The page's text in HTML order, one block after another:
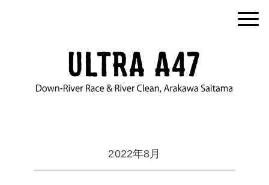
2022年8月